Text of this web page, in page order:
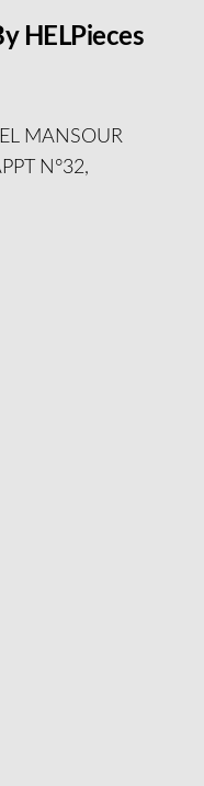
HELPieces
MANSOUR
N°32,